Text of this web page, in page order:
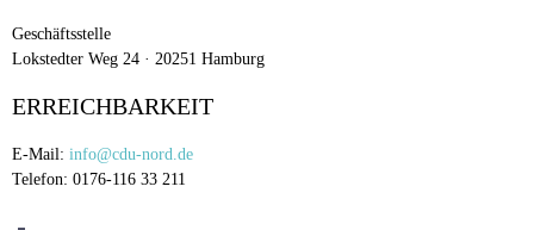
Geschäftsstelle
Lokstedter Weg 24 · 20251 Hamburg
ERREICHBARKEIT
E-Mail: info@cdu-nord.de
Telefon: 0176-116 33 211